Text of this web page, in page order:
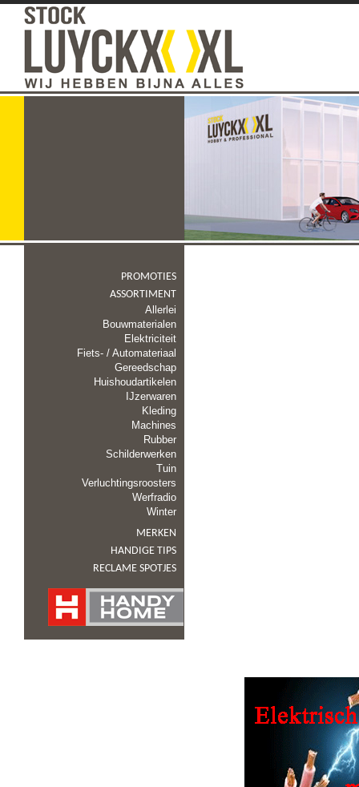
PROMOTIES
ASSORTIMENT
Allerlei
Bouwmaterialen
Elektriciteit
Fiets- / Automateriaal
Gereedschap
Huishoudartikelen
IJzerwaren
Kleding
Machines
Rubber
Schilderwerken
Tuin
Verluchtingsroosters
Werfradio
Winter
MERKEN
HANDIGE TIPS
RECLAME SPOTJES